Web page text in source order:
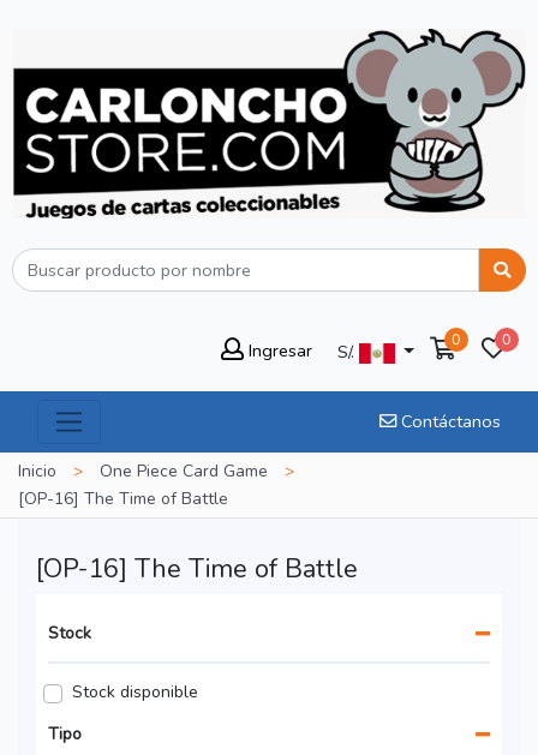
Ingresar S/.
0 0
Contáctanos
Inicio > One Piece Card Game
>
[OP-16] The Time of Battle
[OP-16] The Time of Battle
Stock
Stock disponible
Tipo